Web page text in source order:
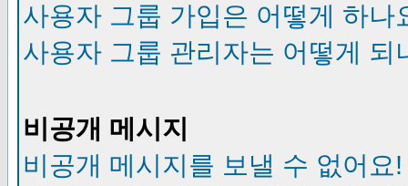
사용자 그룹 가입은 어떻게 하나
사용자 그룹 관리자는 어떻게 되
비공개 메시지
비공개 메시지를 보낼 수 없어요!